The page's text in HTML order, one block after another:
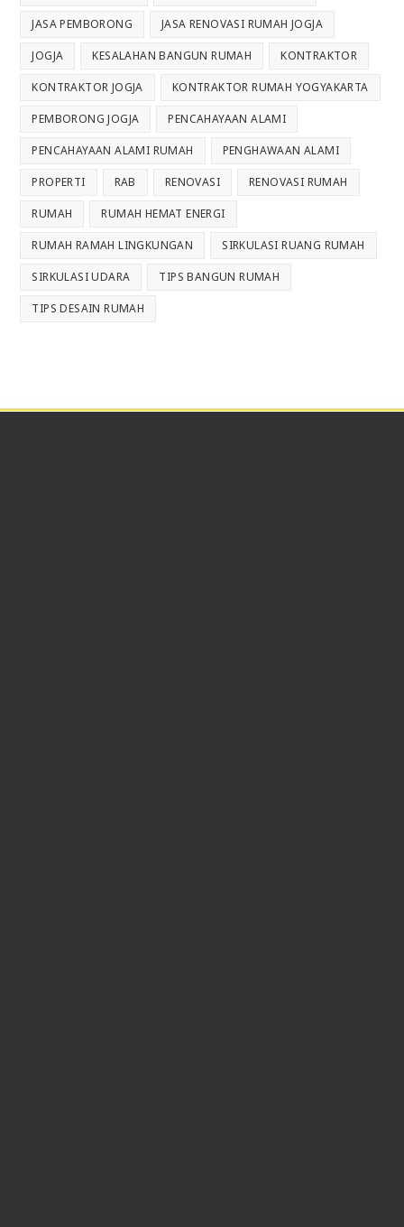
JASA PEMBORONG JASA RENOVASI RUMAH JOGJA
JOGJA KESALAHAN BANGUN RUMAH KONTRAKTOR
KONTRAKTOR JOGJA KONTRAKTOR RUMAH YOGYAKARTA
PEMBORONG JOGJA PENCAHAYAAN ALAMI
PENCAHAYAAN ALAMI RUMAH PENGHAWAAN ALAMI
PROPERTI RAB RENOVASI RENOVASI RUMAH
RUMAH RUMAH HEMAT ENERGI
RUMAH RAMAH LINGKUNGAN SIRKULASI RUANG RUMAH
SIRKULASI UDARA TIPS BANGUN RUMAH
TIPS DESAIN RUMAH